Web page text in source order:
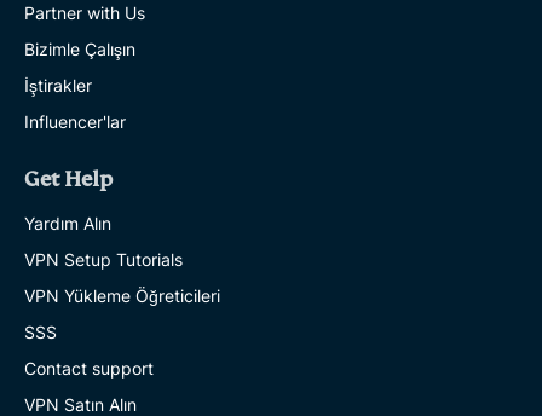
Partner with Us
Bizimle Çalışın
İştirakler
Influencer'lar
Get Help
Yardım Alın
VPN Setup Tutorials
VPN Yükleme Öğreticileri
SSS
Contact support
VPN Satın Alın